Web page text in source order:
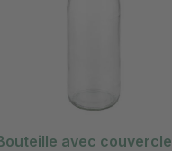
avec couvercle